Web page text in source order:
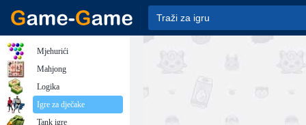
Mjehurići
Mahjong
Logika
Igre za dječake
Tank igre